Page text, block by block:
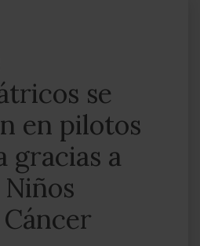
se
en pilotos
gracias a